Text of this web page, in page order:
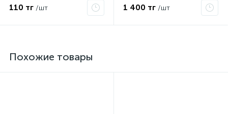
110 тг /шт 1 400 тг /шт
Похожие товары